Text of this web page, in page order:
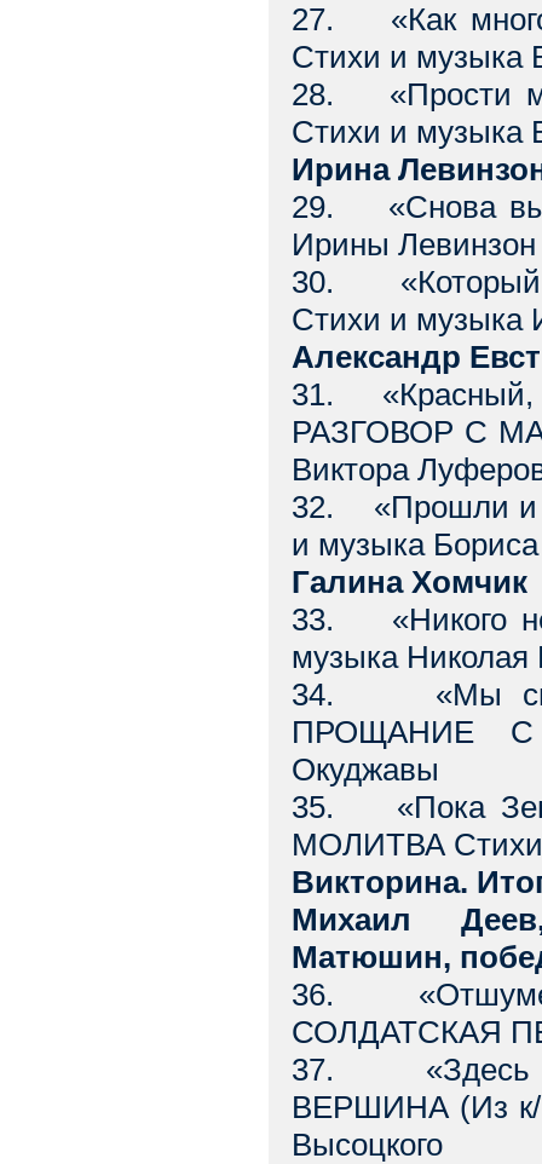
27. «Как
Стихи и музыка
28. «Прости
Стихи и музыка
Ирина
29. «Снова
Ирины
30. «Который
Стихи и музыка
Александр
31. «Красный,
РАЗГОВОР С
Виктора
32. «Прошли и
и музыка
Галина Хомчик
33. «Никого
музыка
34. «Мы
ПРОЩАНИЕ С
Окуджавы
35. «Пока
МОЛИТВА Стихи
Викторина.
Михаил
Матюшин,
36.
СОЛДАТСКАЯ
37. «Здесь
ВЕРШИНА (Из к/
Высоцкого